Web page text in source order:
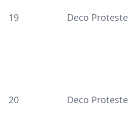
19 Deco Proteste
20 Deco Proteste